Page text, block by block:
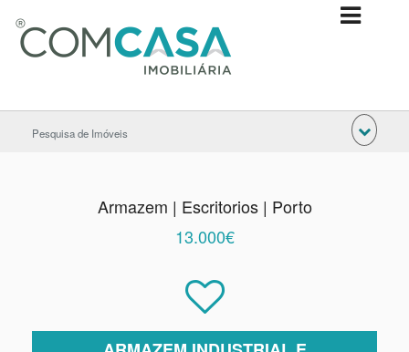
Pesquisa de Imóveis
Armazem | Escritorios | Porto
13.000€